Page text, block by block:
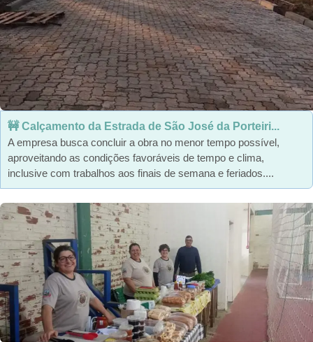
🚧 Calçamento da Estrada de São José da Porteiri...
A empresa busca concluir a obra no menor tempo possível,
aproveitando as condições favoráveis de tempo e clima,
inclusive com trabalhos aos finais de semana e feriados....